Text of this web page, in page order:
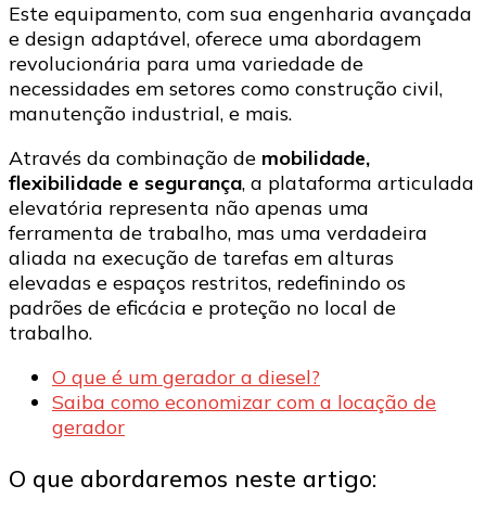
Este equipamento, com sua engenharia avançada
e design adaptável, oferece uma abordagem
revolucionária para uma variedade de
necessidades em setores como construção civil,
manutenção industrial, e mais.
Através da combinação de mobilidade,
flexibilidade e segurança, a plataforma articulada
elevatória representa não apenas uma
ferramenta de trabalho, mas uma verdadeira
aliada na execução de tarefas em alturas
elevadas e espaços restritos, redefinindo os
padrões de eficácia e proteção no local de
trabalho.
O que é um gerador a diesel?
Saiba como economizar com a locação de
gerador
O que abordaremos neste artigo: